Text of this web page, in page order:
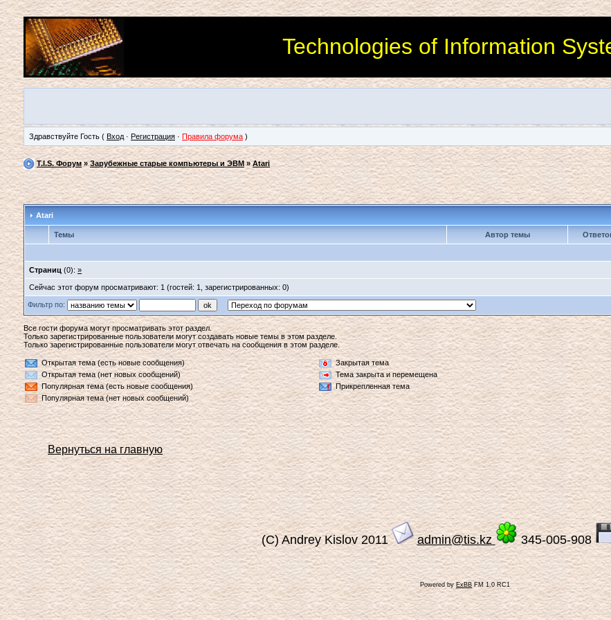
Technologies of Information
Здравствуйте Гость ( Вход · Регистрация · Правила форума )
T.I.S. Форум »Зарубежные старые компьютеры и ЭВМ»Atari
Atari
Темы Автор темы
Страниц (0): »
Сейчас этот форум просматривают: 1 (гостей: 1, зарегистрированных: 0)
Фильтр по:
Все гости форума могут просматривать этот раздел.
Только зарегистрированные пользователи могут создавать новые темы в этом разделе.
Только зарегистрированные пользователи могут отвечать на сообщения в этом разделе.
Открытая тема (есть новые сообщения)
Закрытая тема
Открытая тема (нет новых сообщений)
Тема закрыта и перемещена
Популярная тема (есть новые сообщения)
Прикрепленная тема
Популярная тема (нет новых сообщений)
Вернуться на главную
(C) Andrey Kislov 2011 admin@tis.kz 345-005-908
Powered by ExBBFM 1.0 RC1